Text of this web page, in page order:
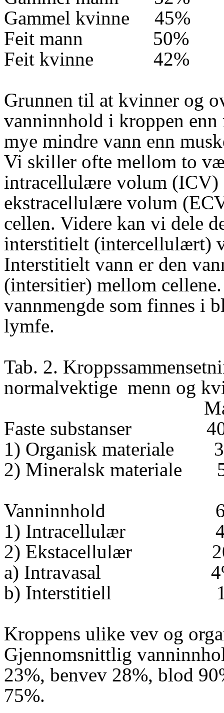
Gammel kvinne
45%
Feit mann
50%
Feit kvinne
42%
Grunnen til at kvinner og
vanninnhold i kroppen
mye mindre vann enn
Vi skiller ofte mellom to
intracellulære volum (ICV)
ekstracellulære volum
cellen. Videre kan vi dele
interstitielt (intercellulært)
Interstitielt vann er den
(intersitier) mellom
vannmengde som finnes i
lymfe.
Tab. 2.
normalvektige menn og
Faste substanser
1) Organisk materiale
2) Mineralsk materiale
Vanninnhold
1) Intracellulær
2) Ekstacellulær
a) Intravasal
b) Interstitiell
Kroppens ulike vev og
Gjennomsnittlig
23%, benvev 28%, blod
75%.